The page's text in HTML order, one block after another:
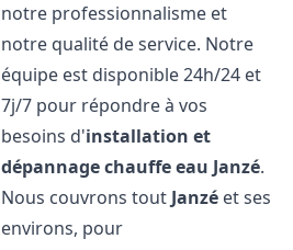
notre professionnalisme et
notre qualité de service. Notre
équipe est disponible 24h/24 et
7j/7 pour répondre à vos
besoins d'installation et
dépannage chauffe eau Janzé.
Nous couvrons tout Janzé et ses
environs, pour